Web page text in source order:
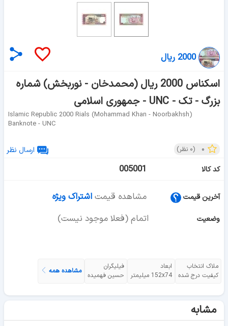
2000 ریال
اسکناس 2000 ریال (محمدخان - نوربخش) شماره
بزرگ - تک - UNC - جمهوری اسلامی
Islamic Republic 2000 Rials (mohammad Khan - Noorbakhsh)
Banknote - UNC
۰ (۰ نظر)
ارسال نظر
کد کالا
005001
آخرین قیمت مشاهده قیمت اشتراک ویژه
وضعیت اتمام (فعلا موجود نیست)
ملاک انتخاب
کیفیت درج شده
ابعاد
152x74 میلیمتر
فیلیگران
حسین فهمیده
مشاهده همه
مشابه